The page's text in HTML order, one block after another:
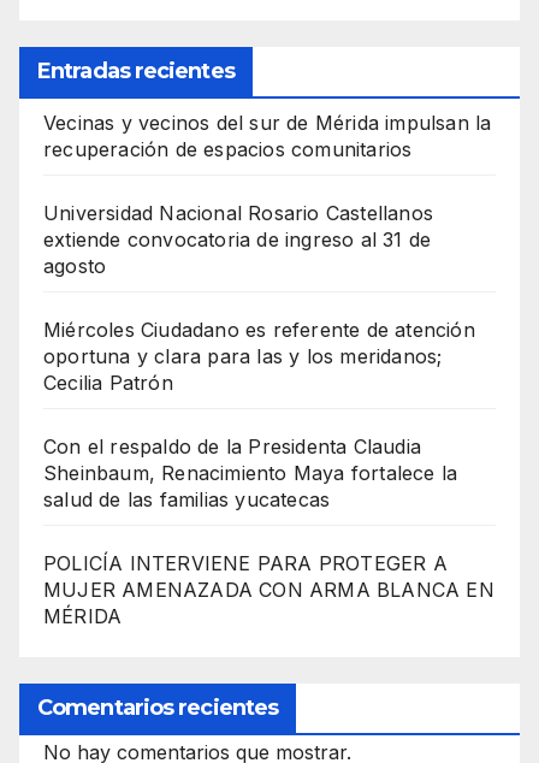
Entradas recientes
Vecinas y vecinos del sur de Mérida impulsan la
recuperación de espacios comunitarios
Universidad Nacional Rosario Castellanos
extiende convocatoria de ingreso al 31 de
agosto
Miércoles Ciudadano es referente de atención
oportuna y clara para las y los meridanos;
Cecilia Patrón
Con el respaldo de la Presidenta Claudia
Sheinbaum, Renacimiento Maya fortalece la
salud de las familias yucatecas
POLICÍA INTERVIENE PARA PROTEGER A
MUJER AMENAZADA CON ARMA BLANCA EN
MÉRIDA
Comentarios recientes
No hay comentarios que mostrar.